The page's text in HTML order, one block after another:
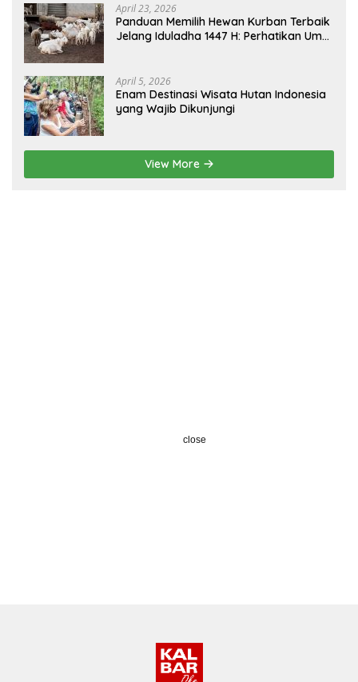
April 23, 2026
Panduan Memilih Hewan Kurban Terbaik
Jelang Iduladha 1447 H: Perhatikan Umur
April 5, 2026
Enam Destinasi Wisata Hutan Indonesia
yang Wajib Dikunjungi
View More
close